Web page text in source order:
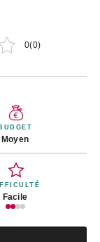
0(0)
BUDGET
Moyen
Facile